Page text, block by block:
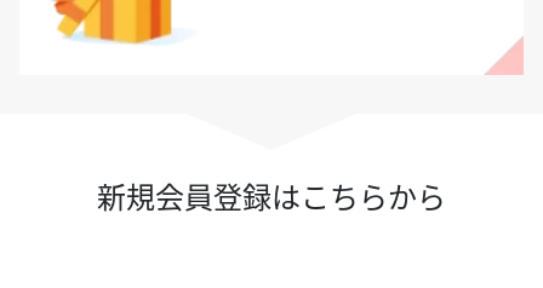
新規会員登録はこちらから